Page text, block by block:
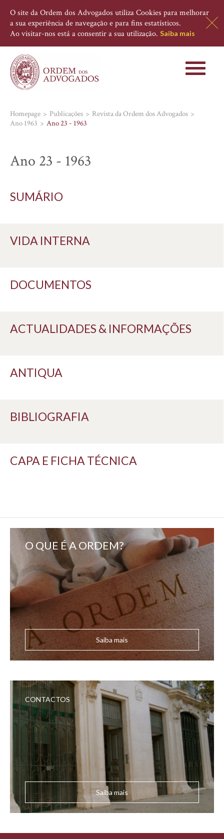
O site da Ordem dos Advogados utiliza Cookies para melhorar
a sua experiência de navegação e para fins estatísticos.
Ao visitar-nos está a consentir a sua utilização. Saiba mais
Toggle
Homepage Publicações
Revista da Ordem dos Advogados
Ano 1963
Ano 23 - 1963
Ano 23 - 1963
SUMÁRIO
VIDA INTERNA
DOCUMENTOS
ACTUALIDADES & INFORMAÇÕES
ANTIQUA
BIBLIOGRAFIA
CAPA E FICHA TÉCNICA
O QUE É A ORDEM?
Saiba mais
CONTACTOS
Saiba mais